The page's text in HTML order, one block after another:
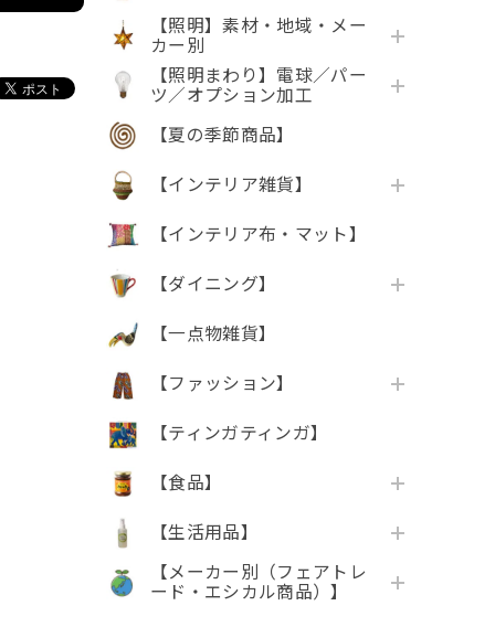
【照明】素材・地域・メー
カー別
【照明まわり】電球／パー
ツ／オプション加工
【夏の季節商品】
【インテリア雑貨】
【インテリア布・マット】
【ダイニング】
【一点物雑貨】
【ファッション】
【ティンガティンガ】
【食品】
【生活用品】
【メーカー別（フェアトレ
ード・エシカル商品）】